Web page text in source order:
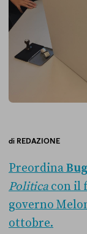
di REDAZIONE
Preordina
Politica con il
governo
ottobre.